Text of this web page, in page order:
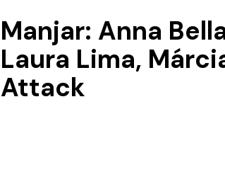
Manjar: Anna
Laura Lima,
Attack